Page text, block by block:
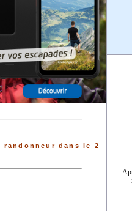
randonneur dans le 2